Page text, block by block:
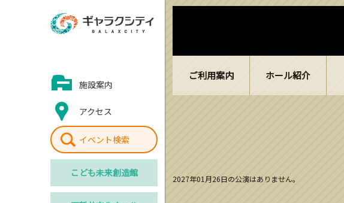
施設案内
アクセス
イベント検索
こども未来創造館
ご利用案内 ホール紹介
2027年01月26日の公演はありません。